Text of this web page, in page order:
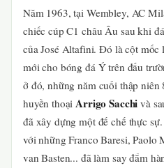
Năm 1963, tại Wembley, AC
chiếc cúp C1 châu Âu sau khi
của José Altafini. Đó là cột mốc
mới cho bóng đá Ý trên đấu
ở đó, những năm cuối thập
huyền thoạiArrigo Sacchi và
đã xây dựng một đế chế thực
với những Franco Baresi,
van Basten... đã làm say đắm